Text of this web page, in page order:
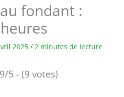
fondant :
2025 / 2 minutes de lecture
5 - (9 votes)